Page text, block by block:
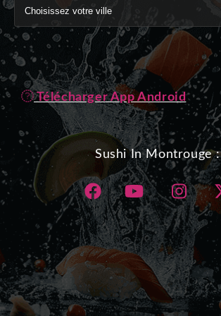
Télécharger App Android
Sushi In Montrouge :